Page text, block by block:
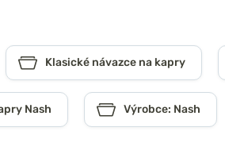
Klasické návazce na kapry
Nash Výrobce: Nash